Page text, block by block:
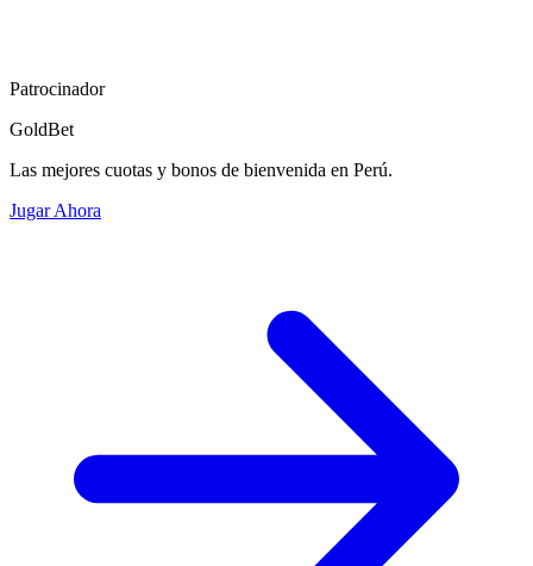
Patrocinador
GoldBet
Las mejores cuotas y bonos de bienvenida en Perú.
Jugar Ahora